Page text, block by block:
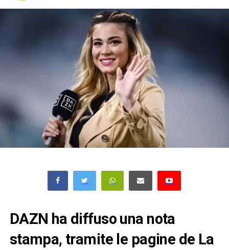
DAZN ha diffuso una nota
stampa, tramite le pagine de La